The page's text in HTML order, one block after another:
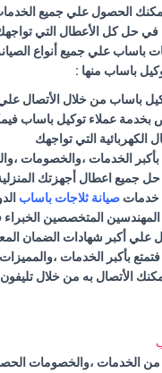
الحصول علي جميع
في حل كل الأعطال التي
باساب علي جميع أنواع
باساب منها :
باساب من خلال الأتصال
بخدمة عملاء توكيل باساب
الكهربائية التي تواجهك
بأكبر الخدمات ،والخصومات
جميع اعطال أجهزتك
صيانة ثلاجات باساب
المتخصصين الخبراء
علي أكبر شهادات الضمان
بأكبر الخدمات
الأتصال به من خلال
من الخدمات ،والخصومات